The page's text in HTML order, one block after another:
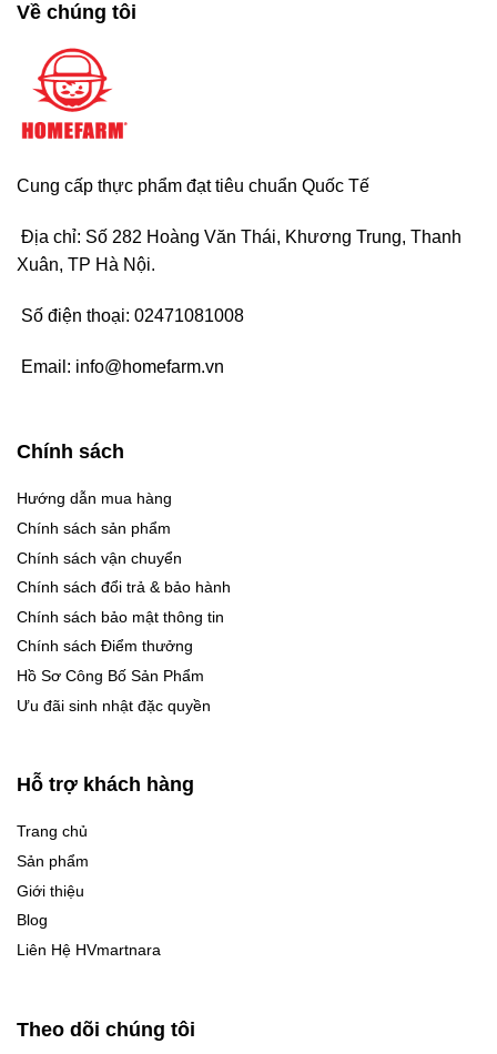
Về chúng tôi
Cung cấp thực phẩm đạt tiêu chuẩn Quốc Tế
Địa chỉ: Số 282 Hoàng Văn Thái, Khương Trung, Thanh
Xuân, TP Hà Nội.
Số điện thoại: 02471081008
Email: info@homefarm.vn
Chính sách
Hướng dẫn mua hàng
Chính sách sản phẩm
Chính sách vận chuyển
Chính sách đổi trả & bảo hành
Chính sách bảo mật thông tin
Chính sách Điểm thưởng
Hồ Sơ Công Bố Sản Phẩm
Ưu đãi sinh nhật đặc quyền
Hỗ trợ khách hàng
Trang chủ
Sản phẩm
Giới thiệu
Blog
Liên Hệ HVmartnara
Theo dõi chúng tôi